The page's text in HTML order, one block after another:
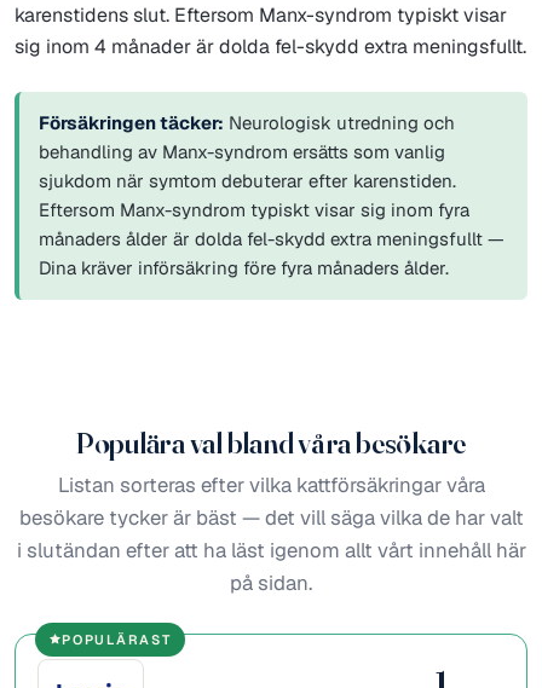
karenstidens slut. Eftersom Manx-syndrom typiskt visar
sig inom 4 månader är dolda fel-skydd extra meningsfullt.
Försäkringen täcker: Neurologisk utredning och
behandling av Manx-syndrom ersätts som vanlig
sjukdom när symtom debuterar efter karenstiden.
Eftersom Manx-syndrom typiskt visar sig inom fyra
månaders ålder är dolda fel-skydd extra meningsfullt —
Dina kräver införsäkring före fyra månaders ålder.
Populära val bland våra besökare
Listan sorteras efter vilka kattförsäkringar våra
besökare tycker är bäst — det vill säga vilka de har valt
i slutändan efter att ha läst igenom allt vårt innehåll här
på sidan.
POPULÄRAST